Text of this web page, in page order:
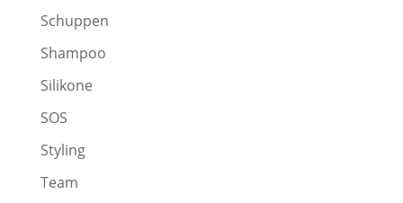
Schuppen
Shampoo
Silikone
SOS
Styling
Team